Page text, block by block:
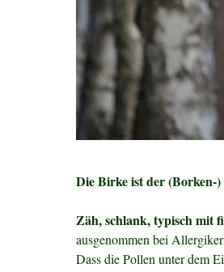
Die Birke ist der (Borken-
Zäh, schlank, typisch mit
ausgenommen bei
Dass die Pollen unter dem